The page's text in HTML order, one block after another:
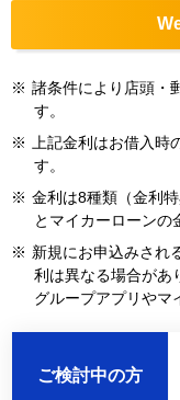
※ 諸条件により店頭・
す。
※
上記金利はお借入
す。
※ 金利は8種類（金利
とマイカーローンの
※ 新規にお申込みされ
利は異なる場合があ
グループアプリやマ
ご検討中の方